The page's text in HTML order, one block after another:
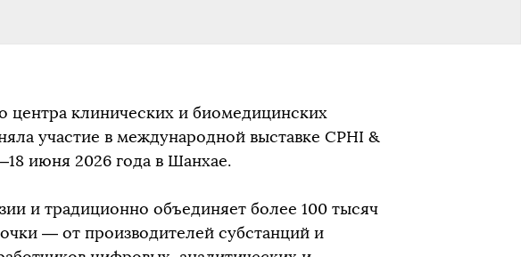
центра клинических и биомедицинских
участие в международной выставке CPHI &
июня 2026 года в Шанхае.
и традиционно объединяет более 100 тысяч
— от производителей субстанций и